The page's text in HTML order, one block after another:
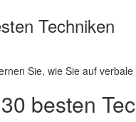
Techniken
Sie, wie Sie auf
besten